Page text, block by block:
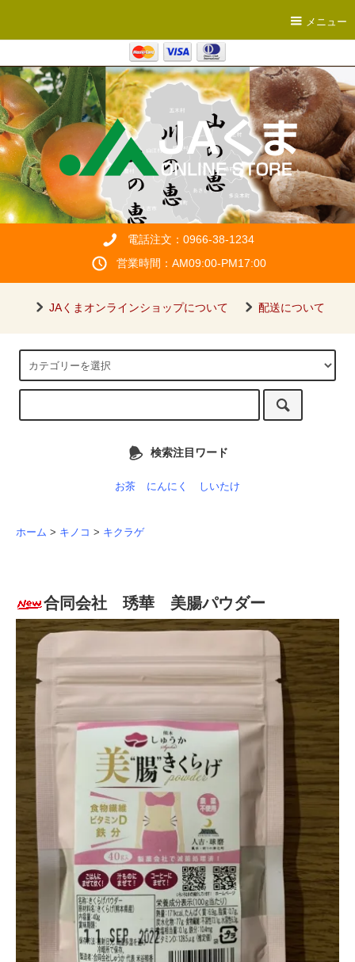
メニュー
電話注文：0966-38-1234
営業時間：AM09:00-PM17:00
JAくまオンラインショップについて 配送について
検索注目ワード
お茶 にんにく しいたけ
ホーム > キノコ > キクラゲ
合同会社 琇華 美腸パウダー